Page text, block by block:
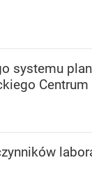
systemu